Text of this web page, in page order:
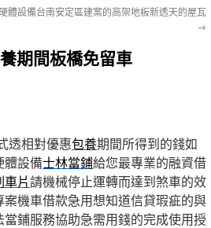
體設備台南安定區建案的高架地板新透天的屋瓦
→
期間板橋免留車
透相對優惠包養期間所得到的錢如
體設備士林當鋪給您最專業的融資借
車片請機械停止運轉而達到煞車的效
案機車借款急用想知道信貸瑕疵的與
當鋪服務協助急需用錢的完成使用授